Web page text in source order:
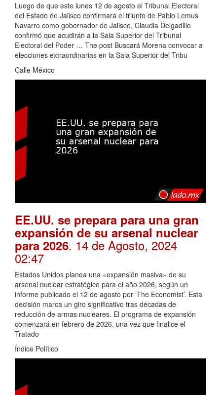
Luego de que este lunes 12 de agosto el Tribunal Electoral
del Estado de Jalisco confirmará el triunfo de Pablo Lemus
Navarro como gobernador de Jalisco, Claudia Delgadillo
confirmó que acudirán a la Sala Superior del Tribunal
Electoral del Poder … The post Buscará Morena convocar a
elecciones extraordinarias en la Sala Superior del Tribu
Calle México
EE.UU. se prepara para una gran
expansión de su arsenal nuclear
para 2026. 14 de Agosto, 2024
02:47
Estados Unidos planea una «expansión masiva» de su
arsenal nuclear estratégico para el año 2026, según un
informe publicado el 12 de agosto por ‘The Economist’. Esta
decisión marca un giro significativo tras décadas de
reducción de armas nucleares. El programa de expansión
comenzará en febrero de 2026, una vez que finalice el
Tratado
Índice Político